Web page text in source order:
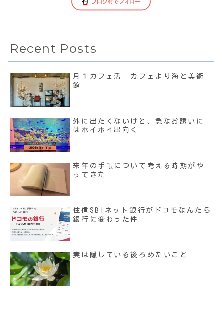
Recent Posts
月１カフェ活｜カフェより海と美術
館
外に出たくないけど、急なお誘いに
はホイホイ出向く
来年の手帳について考える時期がや
ってきた
住信SBIネット銀行がドコモなんたら
銀行に変わった件
実は隠している後ろめたいこと